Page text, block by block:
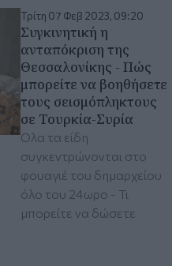
Τρίτη 07 Φεβ 2023, 09:20
Συγκινητική η
ανταπόκριση της
Θεσσαλονίκης - Πώς
μπορείτε να βοηθήσετε
τους σεισμόπληκτους
σε Τουρκία-Συρία
Όλα τα είδη
συγκεντρώνονται στο
φουαγιέ του δημαρχείου
όλο του 24ωρο - Τι
μπορείτε να δώσετε